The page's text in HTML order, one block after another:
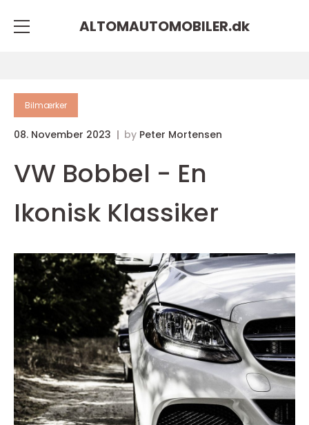
ALTOMAUTOMOBILER.dk
Bilmærker
08. November 2023 by Peter Mortensen
VW Bobbel - En
Ikonisk Klassiker